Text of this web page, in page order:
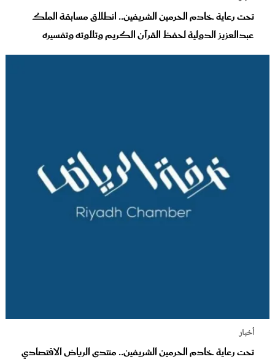
تحت رعاية خادم الحرمين الشريفين.. انطلاق مسابقة الملك
عبدالعزيز الدولية لحفظ القرآن الكريم وتلاوته وتفسيره
أخبار
تحت رعاية خادم الحرمين الشريفين.. منتدى الرياض الاقتصادي